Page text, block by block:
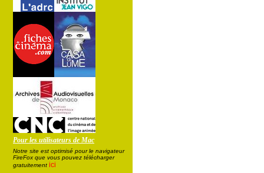
Pour les utilisateurs de Mac
Notre site est optimisé pour le navigateur
FireFox que vous pouvez télécharger
gratuitement ici